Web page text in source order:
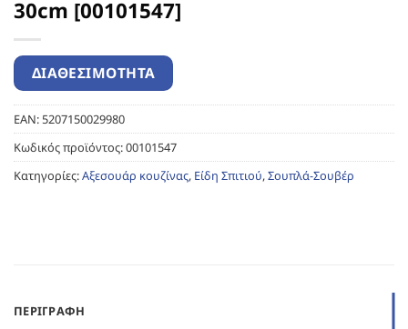
30cm [00101547]
EAN:5207150029980
Κωδικός προϊόντος:00101547
Κατηγορίες:Αξεσουάρ κουζίνας, Είδη Σπιτιού,Σουπλά-Σουβέρ
ΠΕΡΙΓΡΑΦΉ